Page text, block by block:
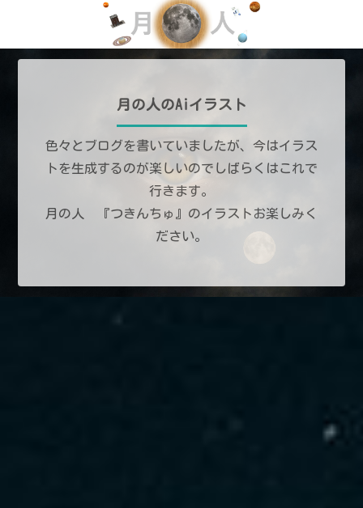
月の人のAiイラスト
色々とブログを書いていましたが、今はイラス
トを生成するのが楽しいのでしばらくはこれで
行きます。
月の人 『つきんちゅ』のイラストお楽しみく
ださい。